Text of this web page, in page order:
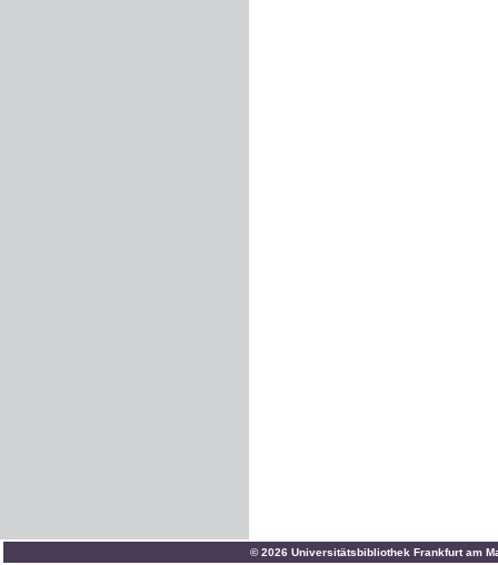
© 2026 Universitätsbibliothek Frankfurt am